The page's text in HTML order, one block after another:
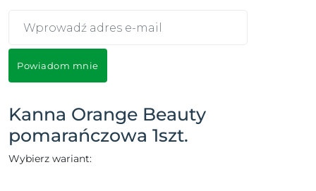
Powiadom mnie
Kanna Orange Beauty
pomarańczowa 1szt.
Wybierz wariant: